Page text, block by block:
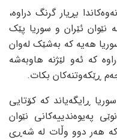
بڕیار گرنگ دراوە،
نێوان ئێران و سوریا پێک
هەیە کە بەشێک لەوان
کە ئەو لێژنە هاوبەشە
ڕێکەوتنەکان بکات.
ڕایگەیاند کە کۆتایی
پەیوەندییەکانی نێوان
کە هەر دوو وڵات لە شەڕی